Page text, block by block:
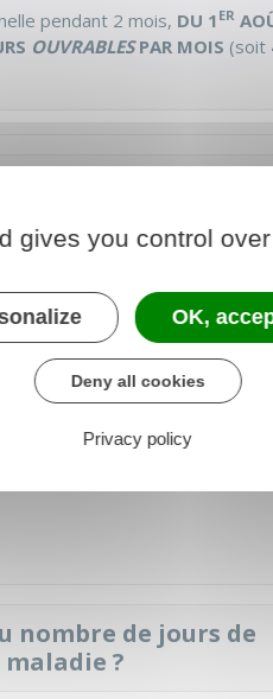
pendant 2 mois, DU 1 ER
OUVRABLESPAR MOIS (soit
payés ?
entre 2 modes de calcul :
congés payés est égale à1/
de la période de référence
non professionnelle, la
est prise en compte à
: l'indemnité de congés
continué à travaille
nombre de jours de
?
gives you control
OK,
Deny all cookies
Privacy policy